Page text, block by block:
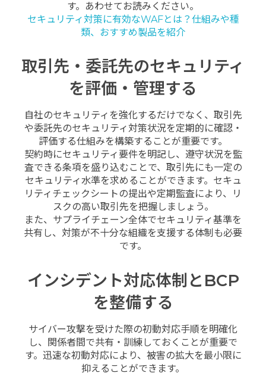
す。あわせてお読みください。
セキュリティ対策に有効なWAFとは？仕組みや種
類、おすすめ製品を紹介
取引先・委託先のセキュリティ
を評価・管理する
自社のセキュリティを強化するだけでなく、取引先
や委託先のセキュリティ対策状況を定期的に確認・
評価する仕組みを構築することが重要です。
契約時にセキュリティ要件を明記し、遵守状況を監
査できる条項を盛り込むことで、取引先にも一定の
セキュリティ水準を求めることができます。セキュ
リティチェックシートの提出や定期監査により、リ
スクの高い取引先を把握しましょう。
また、サプライチェーン全体でセキュリティ基準を
共有し、対策が不十分な組織を支援する体制も必要
です。
インシデント対応体制とBCP
を整備する
サイバー攻撃を受けた際の初動対応手順を明確化
し、関係者間で共有・訓練しておくことが重要で
す。迅速な初動対応により、被害の拡大を最小限に
抑えることができます。